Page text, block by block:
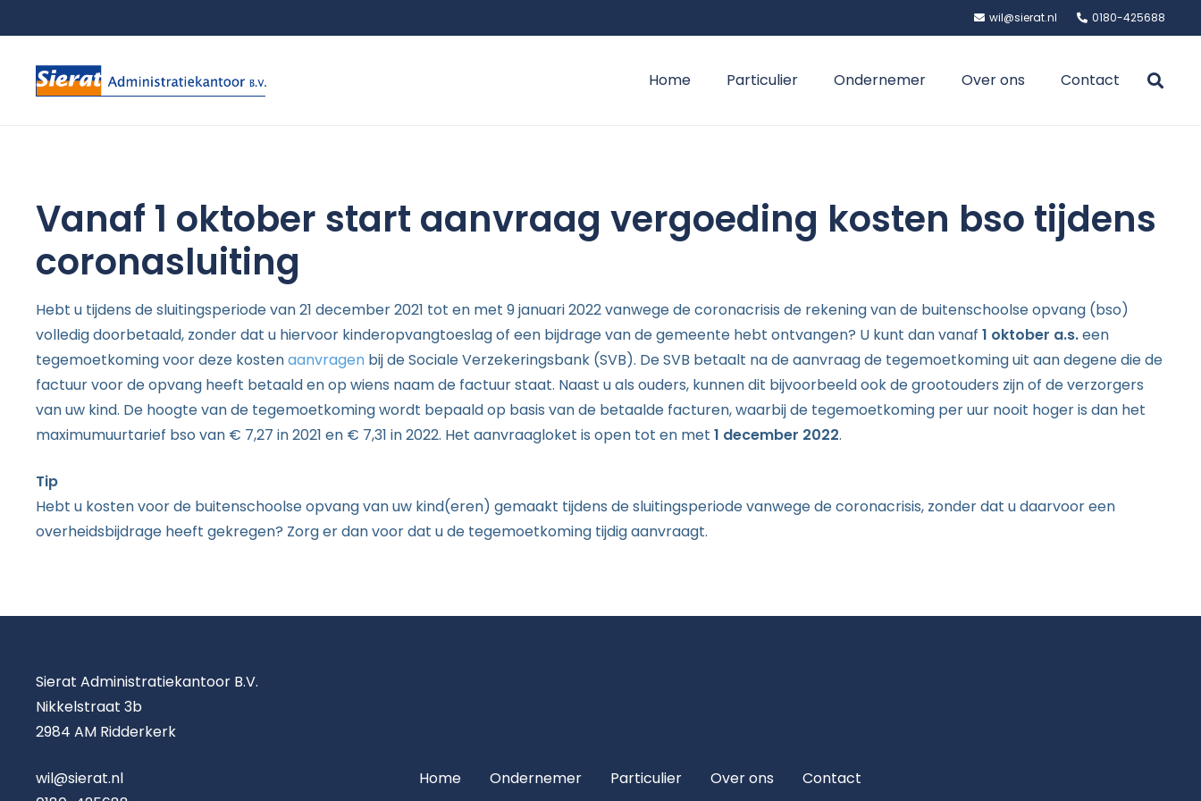
wil@sierat.nl 0180-425688
Home Particulier Ondernemer Over ons Contact
Vanaf 1 oktober start aanvraag vergoeding kosten bso tijdens
coronasluiting
Hebt u tijdens de sluitingsperiode van 21 december 2021 tot en met 9 januari 2022 vanwege de coronacrisis de rekening van de buitenschoolse opvang (bso)
volledig doorbetaald, zonder dat u hiervoor kinderopvangtoeslag of een bijdrage van de gemeente hebt ontvangen? U kunt dan vanaf 1 oktober a.s.een
tegemoetkoming voor deze kostenaanvragen bij de Sociale Verzekeringsbank (SVB). De SVB betaalt na de aanvraag de tegemoetkoming uit aan degene die de
factuur voor de opvang heeft betaald en op wiens naam de factuur staat. Naast u als ouders, kunnen dit bijvoorbeeld ook de grootouders zijn of de verzorgers
van uw kind. De hoogte van de tegemoetkoming wordt bepaald op basis van de betaalde facturen, waarbij de tegemoetkoming per uur nooit hoger is dan het
maximumuurtarief bso van € 7,27 in 2021 en € 7,31 in 2022. Het aanvraagloket is open tot en met 1 december 2022.
Tip
Hebt u kosten voor de buitenschoolse opvang van uw kind(eren) gemaakt tijdens de sluitingsperiode vanwege de coronacrisis, zonder dat u daarvoor een
overheidsbijdrage heeft gekregen? Zorg er dan voor dat u de tegemoetkoming tijdig aanvraagt.
Sierat Administratiekantoor B.V.
Nikkelstraat 3b
2984 AM Ridderkerk
wil@sierat.nl
Home Ondernemer Particulier Over ons Contact